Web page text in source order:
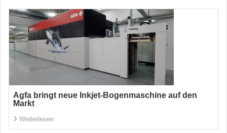
Agfa bringt neue Inkjet-Bogenmaschine auf den
Markt
Weiterlesen